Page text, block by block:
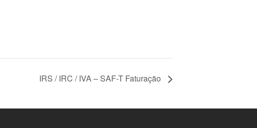
IRS / IRC / IVA – SAF-T Faturação